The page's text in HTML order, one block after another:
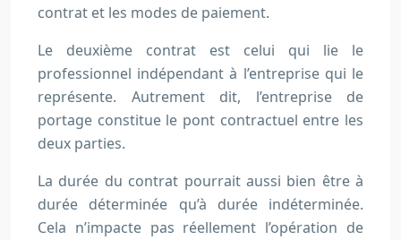
contrat et les modes de paiement.
Le deuxième contrat est celui qui lie le
professionnel indépendant à l’entreprise qui le
représente. Autrement dit, l’entreprise de
portage constitue le pont contractuel entre les
deux parties.
La durée du contrat pourrait aussi bien être à
durée déterminée qu’à durée indéterminée.
Cela n’impacte pas réellement l’opération de